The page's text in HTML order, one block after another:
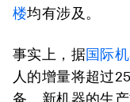
楼均有涉及。
事实上，据国际
人的增量将超过
备、新机器的生产